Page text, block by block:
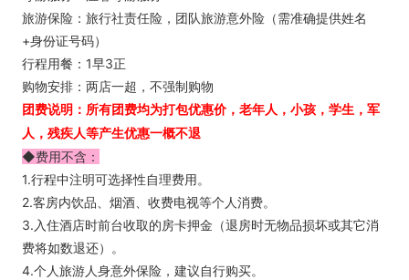
旅游保险：旅行社责任险，团队旅游意外险（需准确提供姓名
+身份证号码）
行程用餐：1早3正
购物安排：两店一超，不强制购物
团费说明：所有团费均为打包优惠价， 老年人，小孩，学生，军
人，残疾人等产生优惠一概不退
◆费用不含：
1.行程中注明可选择性自理费用。
2.客房内饮品、烟酒、收费电视等个人消费。
3.入住酒店时前台收取的房卡押金（退房时无物品损坏或其它消
费将如数退还）。
4.个人旅游人身意外保险，建议自行购买。